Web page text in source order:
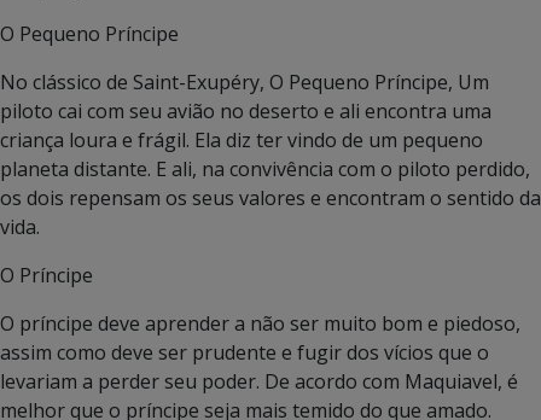
O Pequeno Príncipe
No clássico de Saint-Exupéry, O Pequeno Príncipe, Um
piloto cai com seu avião no deserto e ali encontra uma
criança loura e frágil. Ela diz ter vindo de um pequeno
planeta distante. E ali, na convivência com o piloto perdido,
os dois repensam os seus valores e encontram o sentido da
vida.
O Príncipe
O príncipe deve aprender a não ser muito bom e piedoso,
assim como deve ser prudente e fugir dos vícios que o
levariam a perder seu poder. De acordo com Maquiavel, é
melhor que o príncipe seja mais temido do que amado.